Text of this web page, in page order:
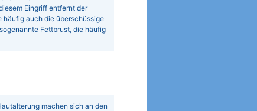
Eingriff entfernt der
häufig auch die überschüssige
Fettbrust, die häufig
machen sich an den